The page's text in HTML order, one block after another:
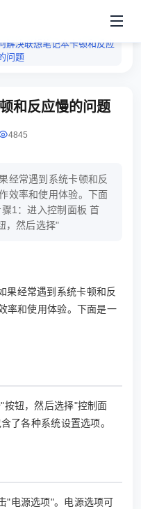
解决联想笔记本卡顿和反应
问题
和反应慢的问题
4845
经常遇到系统卡顿和反
效率和使用体验。下面
1：进入控制面板 首
，然后选择"
果经常遇到系统卡顿和反
率和使用体验。下面是一
按钮，然后选择"控制面
了各种系统设置选项。
"电源选项"。电源选项可